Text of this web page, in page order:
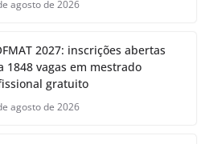
agosto de 2026
2027: inscrições abertas
1848 vagas em mestrado
gratuito
agosto de 2026